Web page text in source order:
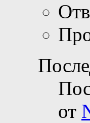
от